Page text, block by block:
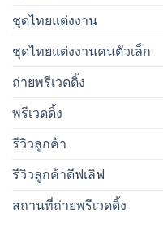
ชุดไทยแต่งงาน
ชุดไทยแต่งงานคนตัวเล็ก
ถ่ายพรีเวดดิ้ง
พรีเวดดิ้ง
รีวิวลูกค้า
รีวิวลูกค้าดีฟเลิฟ
สถานที่ถ่ายพรีเวดดิ้ง